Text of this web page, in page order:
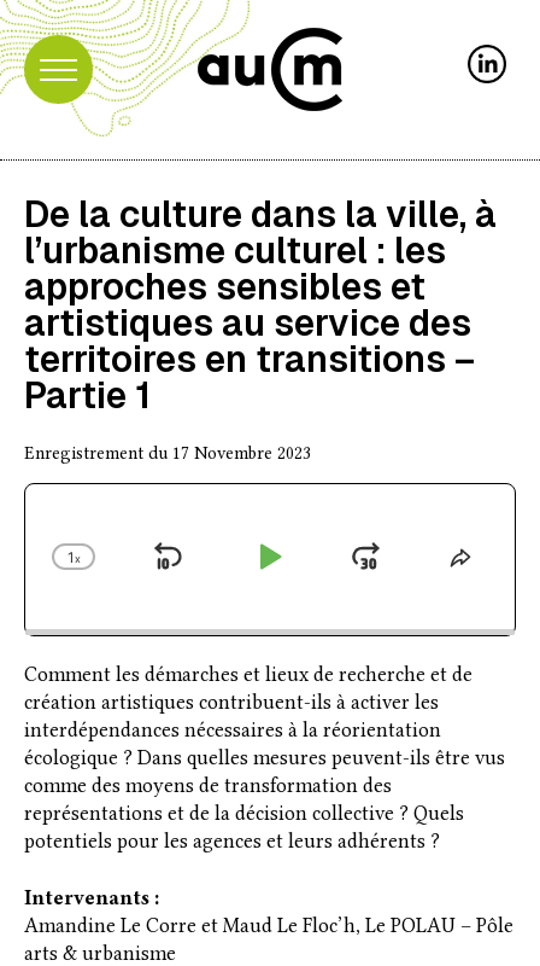
De la culture dans la ville, à
l’urbanisme culturel : les
approches sensibles et
artistiques au service des
territoires en transitions –
Partie 1
Enregistrement du 17 Novembre 2023
Audio
Change
1x
Skip
Play
Jump Share
Comment les démarches et lieux de recherche et de
création artistiques contribuent-ils à activer les
interdépendances nécessaires à la réorientation
écologique ? Dans quelles mesures peuvent-ils être vus
comme des moyens de transformation des
représentations et de la décision collective ? Quels
potentiels pour les agences et leurs adhérents ?
Intervenants :
Amandine Le Corre et Maud Le Floc’h, Le POLAU – Pôle
arts & urbanisme